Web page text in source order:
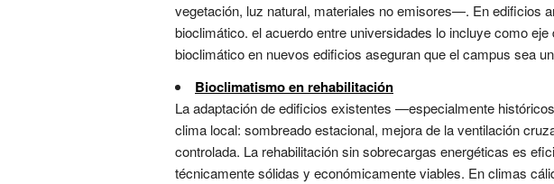
vegetación, luz natural, materiales no emisores—. En edificios
bioclimático. el acuerdo entre universidades lo incluye como
bioclimático en nuevos edificios aseguran que el campus sea
Bioclimatismo en rehabilitación
La adaptación de edificios existentes —especialmente
clima local: sombreado estacional, mejora de la ventilación
controlada. La rehabilitación sin sobrecargas energéticas es
técnicamente sólidas y económicamente viables. En climas